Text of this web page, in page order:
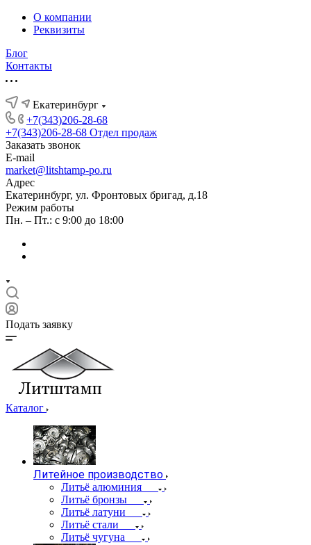
О компании
Реквизиты
Блог
Контакты
Екатеринбург
+7(343)206-28-68
+7(343)206-28-68 Отдел продаж
Заказать звонок
E-mail
market@litshtamp-po.ru
Адрес
Екатеринбург, ул. Фронтовых бригад, д.18
Режим работы
Пн. – Пт.: с 9:00 до 18:00
Подать заявку
Каталог
Литейное производство
Литьё алюминия
Литьё бронзы
Литьё латуни
Литьё стали
Литьё чугуна